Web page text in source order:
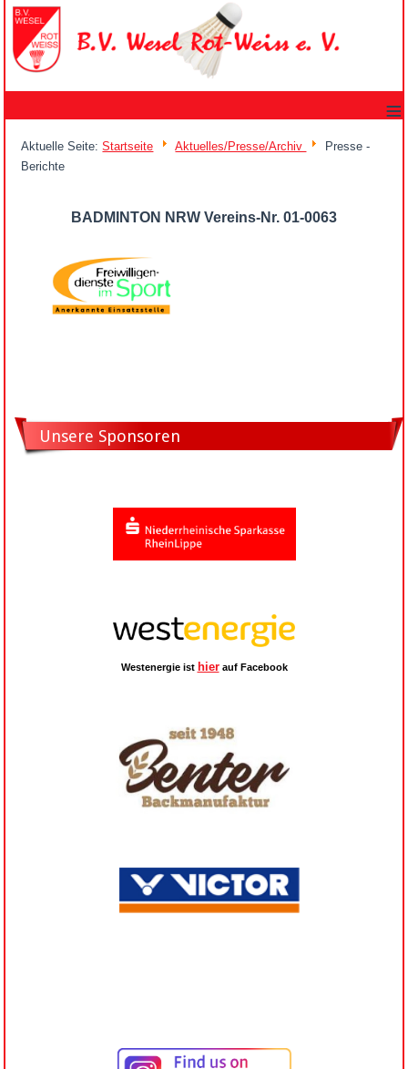
≡
Aktuelle Seite:Startseite Aktuelles/Presse/Archiv
Presse -
Berichte
BADMINTON NRW Vereins-Nr. 01-0063
Unsere Sponsoren
Westenergie ist hierauf Facebook